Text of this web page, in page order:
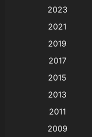
Animation การ์ตูน
Animation อนิเมะ
Animation แอนิเมชัน
(9)
2023
2021
2019
2017
2015
2013
2011
2009